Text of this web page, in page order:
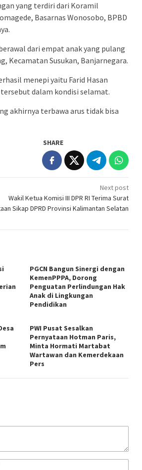
yang terdiri dari Koramil
Basarnas Wonosobo, BPBD
dari empat anak yang pulang
Kecamatan Susukan, Banjarnegara.
menepi yaitu Farid Hasan
tersebut dalam kondisi selamat.
akhirnya terbawa arus tidak bisa
SHARE
Next post
Wakil Ketua Komisi III DPR RI Terima Surat
Sikap DPRD Provinsi Kalimantan Selatan
PGCN Bangun Sinergi dengan
KemenPPPA, Dorong
Penguatan Perlindungan Hak
Anak di Lingkungan
Pendidikan
PWI Pusat Sesalkan
Pernyataan Hotman Paris,
Minta Hormati Martabat
Wartawan dan Kemerdekaan
Pers